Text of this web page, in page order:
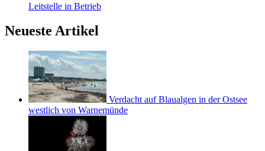
Leitstelle in Betrieb
Neueste Artikel
Verdacht auf Blaualgen in der Ostsee
westlich von Warnemünde